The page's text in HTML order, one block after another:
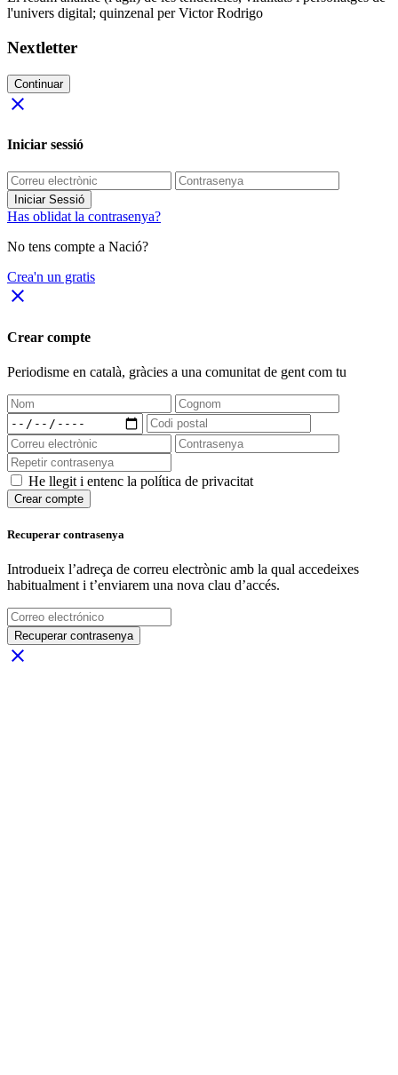
l'univers digital; quinzenal per Victor Rodrigo
Nextletter
Continuar
close
Iniciar sessió
Iniciar Sessió
Has oblidat la contrasenya?
No tens compte a Nació?
Crea'n un gratis
close
Crear compte
Periodisme en català, gràcies a una comunitat de gent com tu
He llegit i entenc la política de privacitat
Crear compte
Recuperar contrasenya
Introdueix l’adreça de correu electrònic amb la qual accedeixes
habitualment i t’enviarem una nova clau d’accés.
Recuperar contrasenya
close